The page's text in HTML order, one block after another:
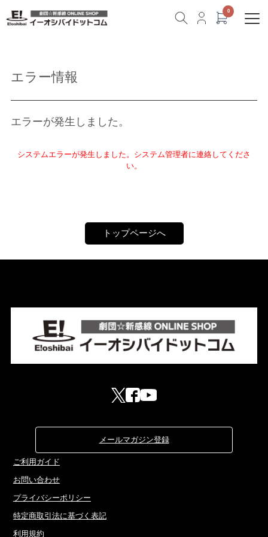
エラー情報
エラーが発生しました。
システムエラーが発生しました。システム管理者に連絡してくださ
い。
トップページへ
メールマガジン登録
ご利用ガイド
お問い合わせ
プライバシーポリシー
特定商取引法に基づく表記
利用規約